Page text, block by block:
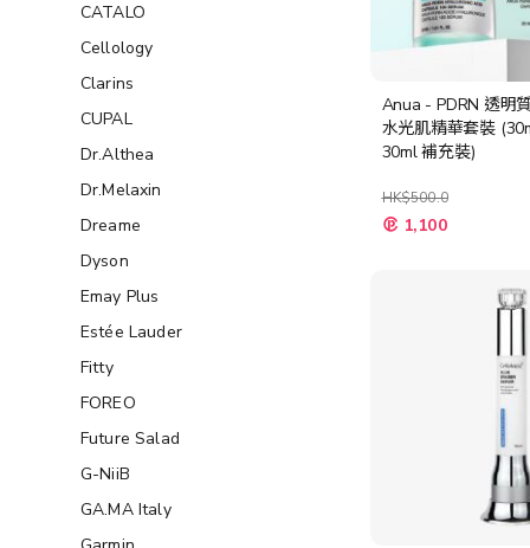
Anua - PDRN 透明
水光肌精華套裝
30ml 補充裝)
HK$500.0
特
殊 1,100
CATALO
Cellology
Clarins
CUPAL
Dr.Althea
Dr.Melaxin
Dreame
Dyson
Emay Plus
Estée Lauder
Fitty
FOREO
Future Salad
G-NiiB
GA.MA Italy